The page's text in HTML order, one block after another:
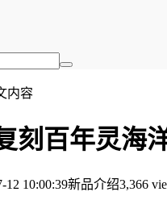
内容
刻百年灵海
12 10:00:39新品介绍3,366